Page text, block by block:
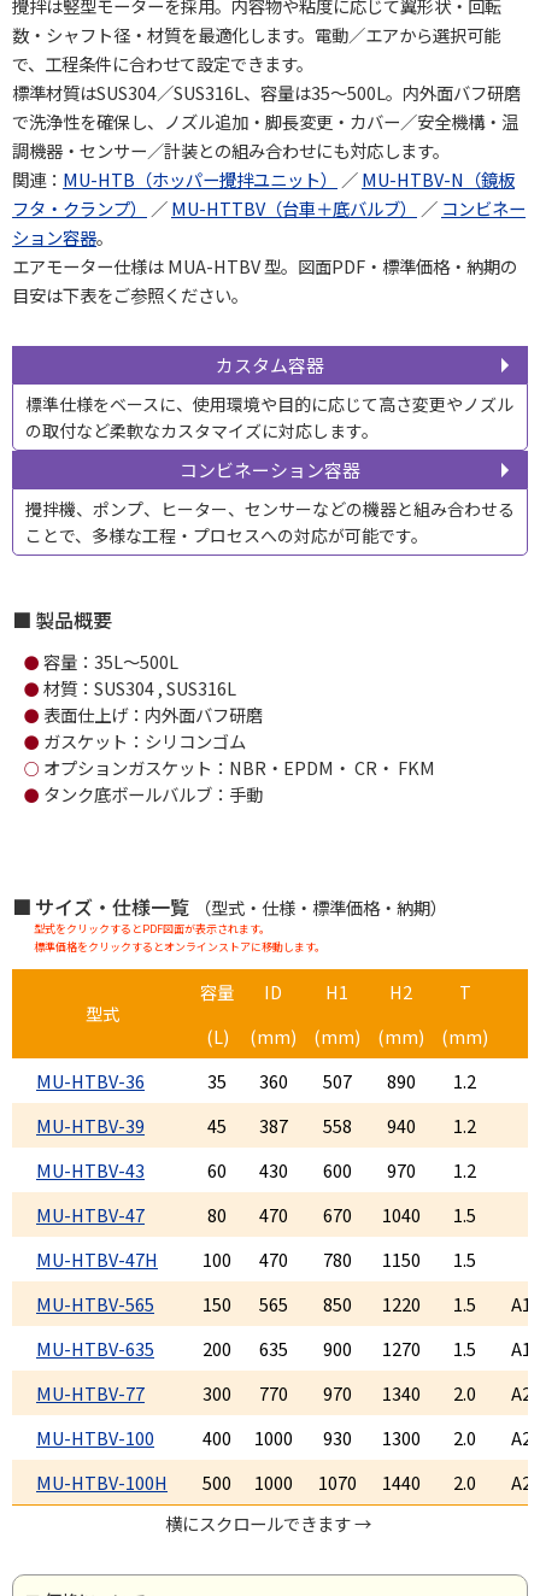
攪拌は竪型モーターを採用。内容物や粘度に応じて翼形状・回転
数・シャフト径・材質を最適化します。電動／エアから選択可能
で、工程条件に合わせて設定できます。
標準材質はSUS304／SUS316L、容量は35〜500L。内外面バフ研磨
で洗浄性を確保し、ノズル追加・脚長変更・カバー／安全機構・温
調機器・センサー／計装との組み合わせにも対応します。
関連： MU-HTB（ホッパー攪拌ユニット） ／MU-HTBV-N（鏡板
フタ・クランプ）
／MU-HTTBV（台車＋底バルブ） ／ コンビネー
ション容器。
エアモーター仕様はMUA-HTBV型。図面PDF・標準価格・納期の
目安は下表をご参照ください。
カスタム容器
標準仕様をベースに、使用環境や目的に応じて高さ変更やノズル
の取付など柔軟なカスタマイズに対応します。
コンビネーション容器
攪拌機、ポンプ、ヒーター、センサーなどの機器と組み合わせる
ことで、多様な工程・プロセスへの対応が可能です。
製品概要
● 容量：35L～500L
● 材質：SUS304 , SUS316L
● 表面仕上げ：内外面バフ研磨
● ガスケット：シリコンゴム
○ オプションガスケット：NBR・EPDM・ CR・ FKM
● タンク底ボールバルブ：手動
サイズ・仕様一覧 （型式・仕様・標準価格・納期）
型式をクリックするとPDF図面が表示されます。
標準価格をクリックするとオンラインストアに移動します。
型式
容量 ID H1 H2
T
(L)
(mm) (mm) (mm)
(mm)
MU-HTBV-36
35 360 507 890
1.2
MU-HTBV-39
45 387 558 940
1.2
MU-HTBV-43
60 430 600 970
1.2
MU-HTBV-47
80 470 670 1040 1.5
MU-HTBV-47H
100 470 780 1150 1.5
MU-HTBV-565
150 565 850 1220 1.5
MU-HTBV-635
200 635 900 1270 1.5
MU-HTBV-77
300 770 970 1340 2.0
MU-HTBV-100
400 1000 930 1300 2.0
MU-HTBV-100H
500 1000 1070 1440 2.0
横にスクロールできます →